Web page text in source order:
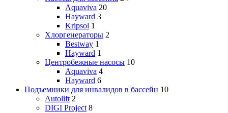
Aquaviva 20
Hayward 3
Kripsol 1
Хлоргенераторы 2
Bestway 1
Hayward 1
Центробежные насосы 10
Aquaviva 4
Hayward 6
Подъемники для инвалидов в бассейн 10
Autolift 2
DIGI Project 8